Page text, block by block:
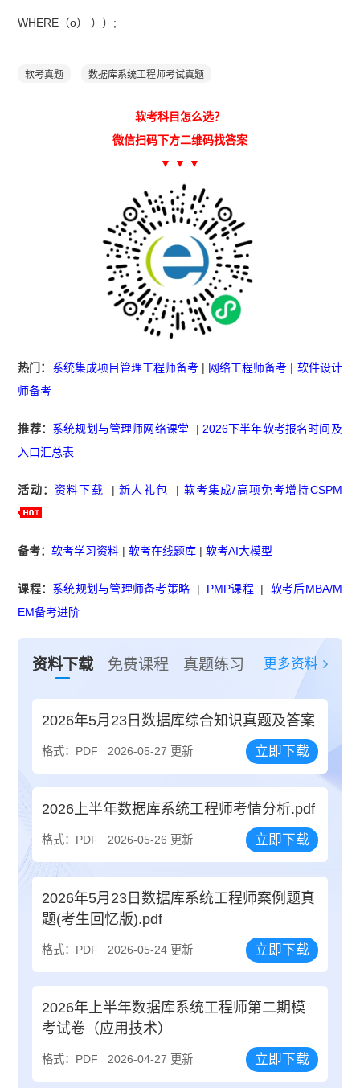
WHERE（o） ））;
软考真题 数据库系统工程师考试真题
软考科目怎么选？
微信扫码下方二维码找答案
▼ ▼ ▼
热门： 系统集成项目管理工程师备考 | 网络工程师备考 | 软件设计
师备考
推荐： 系统规划与管理师网络课堂 | 2026下半年软考报名时间及
入口汇总表
活动： 资料下载 |新人礼包 | 软考集成/高项免考增持CSPM
备考：软考学习资料 |软考在线题库 |软考AI大模型
课程： 系统规划与管理师备考策略 | PMP课程| 软考后MBA/M
EM备考进阶
资料下载 免费课程 真题练习 更多资料
2026年5月23日数据库综合知识真题及答案
格式：PDF 2026-05-27 更新 立即下载
2026上半年数据库系统工程师考情分析.pdf
格式：PDF 2026-05-26 更新 立即下载
2026年5月23日数据库系统工程师案例题真
题(考生回忆版).pdf
格式：PDF 2026-05-24 更新 立即下载
2026年上半年数据库系统工程师第二期模
考试卷（应用技术）
格式：PDF 2026-04-27 更新 立即下载